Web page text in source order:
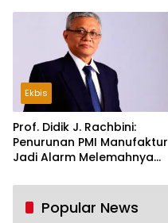
Ekbis
Prof. Didik J. Rachbini:
Penurunan PMI Manufaktur
Jadi Alarm Melemahnya
Popular News